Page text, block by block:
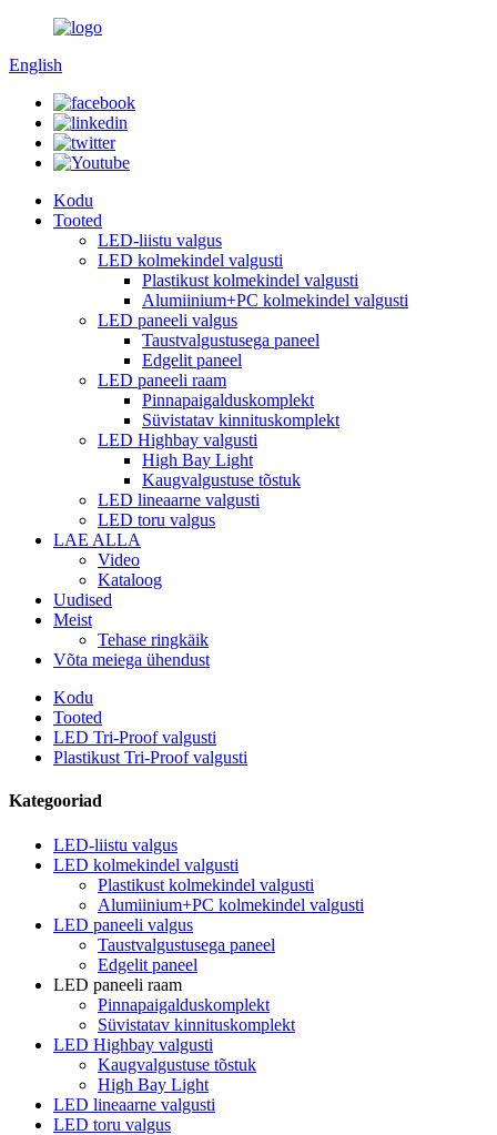
English
Kodu
Tooted
LED-liistu valgus
LED kolmekindel valgusti
Plastikust kolmekindel valgusti
Alumiinium+PC kolmekindel valgusti
LED paneeli valgus
Taustvalgustusega paneel
Edgelit paneel
LED paneeli raam
Pinnapaigalduskomplekt
Süvistatav kinnituskomplekt
LED Highbay valgusti
High Bay Light
Kaugvalgustuse tõstuk
LED lineaarne valgusti
LED toru valgus
LAE ALLA
Video
Kataloog
Uudised
Meist
Tehase ringkäik
Võta meiega ühendust
Kodu
Tooted
LED Tri-Proof valgusti
Plastikust Tri-Proof valgusti
Kategooriad
LED-liistu valgus
LED kolmekindel valgusti
Plastikust kolmekindel valgusti
Alumiinium+PC kolmekindel valgusti
LED paneeli valgus
Taustvalgustusega paneel
Edgelit paneel
LED paneeli raam
Pinnapaigalduskomplekt
Süvistatav kinnituskomplekt
LED Highbay valgusti
Kaugvalgustuse tõstuk
High Bay Light
LED lineaarne valgusti
LED toru valgus